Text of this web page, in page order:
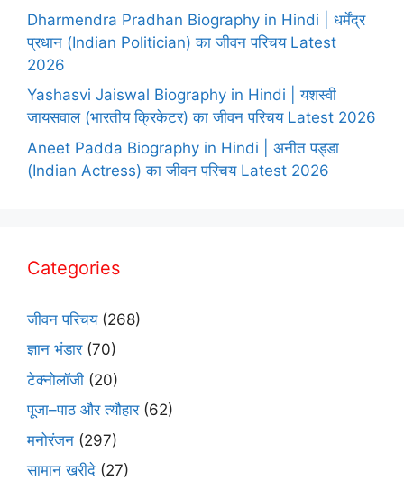
Dharmendra Pradhan Biography in Hindi | धर्मेंद्र
प्रधान (Indian Politician) का जीवन परिचय Latest
2026
Yashasvi Jaiswal Biography in Hindi | यशस्वी
जायसवाल (भारतीय क्रिकेटर) का जीवन परिचय Latest 2026
Aneet Padda Biography in Hindi | अनीत पड्डा
(Indian Actress) का जीवन परिचय Latest 2026
Categories
जीवन परिचय(268)
ज्ञान भंडार(70)
टेक्नोलॉजी (20)
पूजा–पाठ और त्यौहार(62)
मनोरंजन (297)
सामान खरीदे (27)